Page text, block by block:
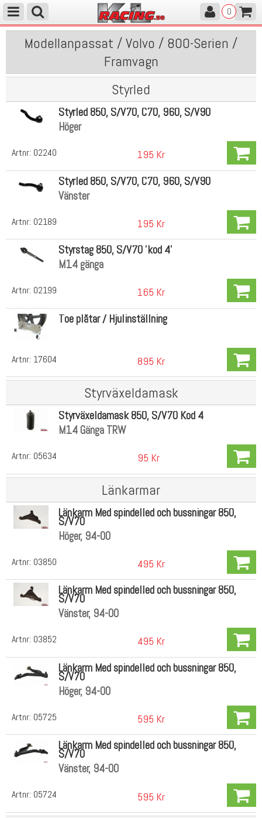
0
Modellanpassat / Volvo / 800-Serien /
Framvagn
Styrled
Artnr: 02240
Styrled 850, S/V70, C70, 960, S/V90
Höger
195 Kr
Artnr: 02189
Styrled 850, S/V70, C70, 960, S/V90
Vänster
195 Kr
Artnr: 02199
Styrstag 850, S/V70 'kod 4'
M14 gänga
165 Kr
Artnr: 17604
Toe plåtar / Hjulinställning
895 Kr
Styrväxeldamask
Artnr: 05634
Styrväxeldamask 850, S/V70 Kod 4
M14 Gänga TRW
95 Kr
Länkarmar
Artnr: 03850
Länkarm Med spindelled och bussningar 850,
S/V70
Höger, 94-00
495 Kr
Artnr: 03852
Länkarm Med spindelled och bussningar 850,
S/V70
Vänster, 94-00
495 Kr
Artnr: 05725
Länkarm Med spindelled och bussningar 850,
S/V70
Höger, 94-00
595 Kr
Artnr: 05724
Länkarm Med spindelled och bussningar 850,
S/V70
Vänster, 94-00
595 Kr